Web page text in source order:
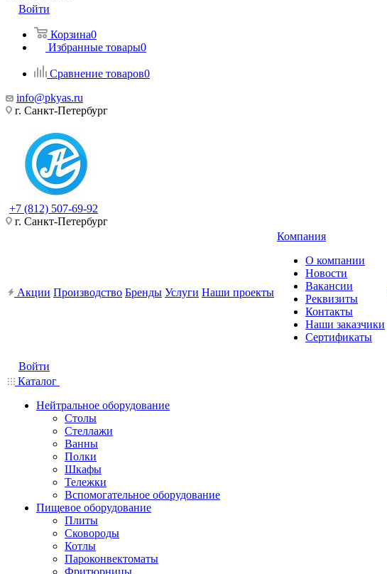
Войти
Корзина0
Избранные товары0
Сравнение товаров0
info@pkyas.ru
г. Санкт-Петербург
+7 (812) 507-69-92
г. Санкт-Петербург
Акции Производство Бренды Услуги Наши проекты
Компания
О компании
Новости
Вакансии
Реквизиты
Контакты
Наши заказчики
Сертификаты
Войти
Каталог
Нейтральное оборудование
Столы
Стеллажи
Ванны
Полки
Шкафы
Тележки
Вспомогательное оборудование
Пищевое оборудование
Плиты
Сковороды
Котлы
Пароконвектоматы
Фритюрницы